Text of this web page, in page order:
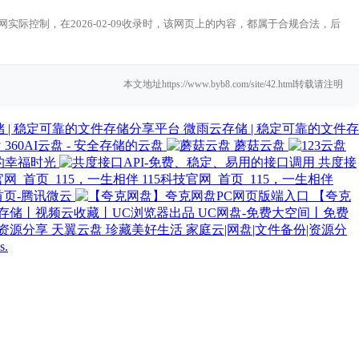
际控制，在2026-02-09收录时，该网页上的内容，都属于合规合法，后
本文地址https://www.byb8.com/site/42.html转载请注明
微雨云存储 | 稳定可靠的文件存
360AI云盘 - 安全存储的云盘
蘑菇云盘
幸福时光
共度接
115科技官网_首页_115，一生相伴
页-腾讯微云
【夸克
UC网盘-免费大空间丨免费
天翼云盘 珍藏美好生活 家庭云|网盘|文件备份|资源分